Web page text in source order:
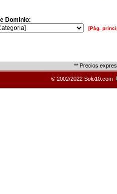
Dominio:
[Pág.
** Precios
© 2002/2022 Solo10.com